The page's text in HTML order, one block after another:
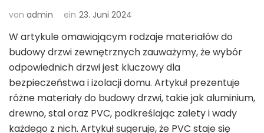
von admin ein 23. Juni 2024
W artykule omawiającym rodzaje materiałów do
budowy drzwi zewnętrznych zauważymy, że wybór
odpowiednich drzwi jest kluczowy dla
bezpieczeństwa i izolacji domu. Artykuł prezentuje
różne materiały do budowy drzwi, takie jak aluminium,
drewno, stal oraz PVC, podkreślając zalety i wady
każdego z nich. Artykuł sugeruje, że PVC staje się